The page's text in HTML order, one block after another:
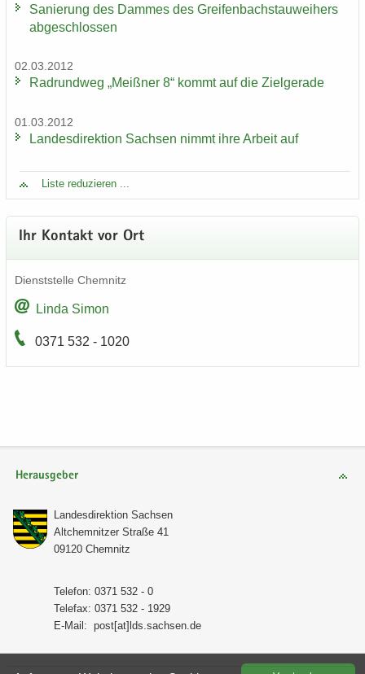
Sa­nie­rung des Dam­mes des Grei­fen­bach­stau­wei­hers
ab­ge­schlos­sen
02.03.2012
Rad­rund­weg „Meiß­ner 8“ kommt auf die Ziel­ge­ra­de
01.03.2012
Lan­des­di­rek­ti­on Sach­sen nimmt ihre Ar­beit auf
Liste re­du­zie­ren ...
Ihr Kon­takt vor Ort
Dienst­stel­le Chem­nitz
Linda Simon
0371 532 - 1020
Herausgeber
Lan­des­di­rek­ti­on Sach­sen
Alt­chem­nit­zer Stra­ße 41
09120 Chem­nitz
Te­le­fon: 0371 532 - 0
Te­le­fax: 0371 532 - 1929
E-​Mail: post[at]lds.sach­sen.de